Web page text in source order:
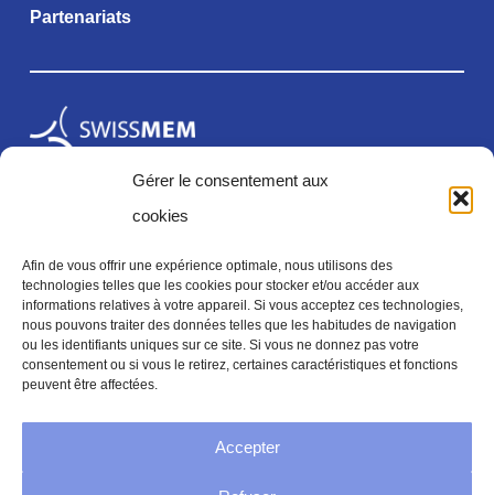
Gérer le consentement aux
cookies
Afin de vous offrir une expérience optimale, nous utilisons des
technologies telles que les cookies pour stocker et/ou accéder aux
informations relatives à votre appareil. Si vous acceptez ces technologies,
nous pouvons traiter des données telles que les habitudes de navigation
ou les identifiants uniques sur ce site. Si vous ne donnez pas votre
consentement ou si vous le retirez, certaines caractéristiques et fonctions
peuvent être affectées.
Accepter
Partenariats
Mentions légales
Mentions légales